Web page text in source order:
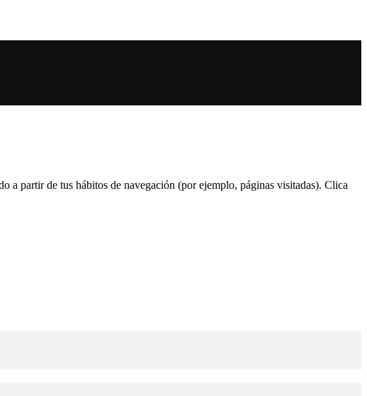
a partir de tus hábitos de navegación (por ejemplo, páginas visitadas). Clica